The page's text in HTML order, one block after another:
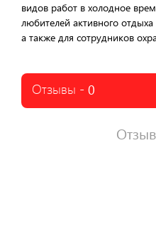
видов работ в холодное
любителей активного
а также для сотрудников
Отзывы - 0